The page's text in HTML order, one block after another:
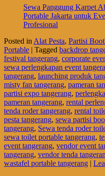
Sewa Panggung Karpet
Portable Jakarta untuk
Profesional
Posted inAlat Pesta, Partisi
Portable | Tagged backdrop
festival tangerang, corporate
sewa perlengkapan event
tangerang, launching produk
misty fan tangerang, pameran
partisi expo tangerang,
pameran tangerang, rental
tenda roder tangerang, rental
pesta tangerang, sewa partisi
tangerang, Sewa tenda roder
sewa toilet portable tangerang,
event tangerang, vendor event
tangerang, vendor tenda
wastafel portable tangerang |